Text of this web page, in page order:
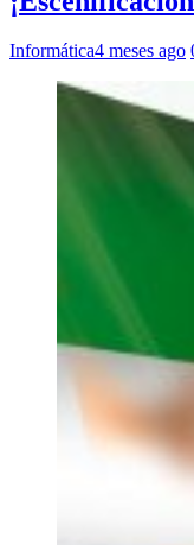
Informática4 meses ago